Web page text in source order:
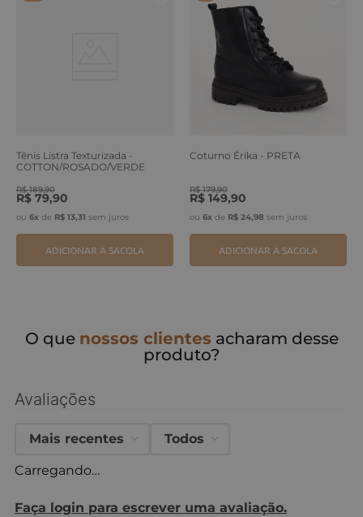
Tênis Listra Texturizada -
COTTON/ROSADO/VERDE
R$ 189,90
R$ 79,90
ou 6x de R$ 13,31 sem juros
ADICIONAR A SACOLA
Coturno Érika - PRETA
R$ 179,90
R$ 149,90
ou 6x de R$ 24,98 sem juros
ADICIONAR A SACOLA
O que nossos clientes acharam desse
produto?
Avaliações
Carregando…
Faça login para escrever uma avaliação.
Mais recentes Todos